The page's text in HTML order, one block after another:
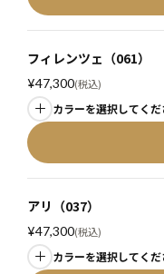
フィレンツェ（061）
¥47,300 税込
カラーを選択してく
アリ（037）
¥47,300 税込
カラーを選択してく